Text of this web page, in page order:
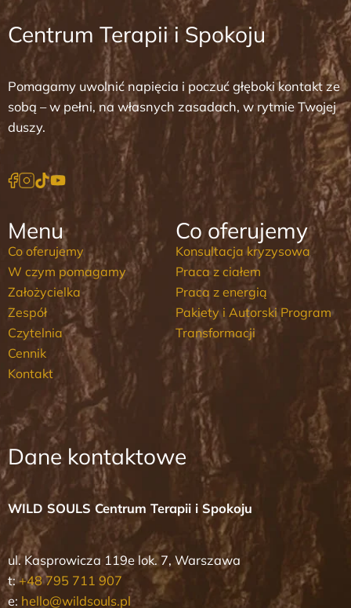
Centrum Terapii i Spokoju
Pomagamy uwolnić napięcia i poczuć głęboki kontakt ze
sobą – w pełni, na własnych zasadach, w rytmie Twojej
duszy.
Menu
Co oferujemy
W czym pomagamy
Założycielka
Zespół
Czytelnia
Cennik
Kontakt
Co oferujemy
Konsultacja kryzysowa
Praca z ciałem
Praca z energią
Pakiety i Autorski Program
Transformacji
Dane kontaktowe
WILD SOULS Centrum Terapii i Spokoju
ul. Kasprowicza 119e lok. 7, Warszawa
t:+48 795 711 907
e: hello@wildsouls.pl